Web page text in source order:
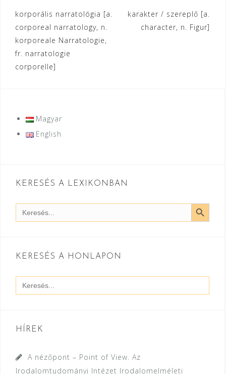
Bejegyzés
navigáció
korporális narratológia [a.
corporeal narratology, n.
korporeale Narratologie,
fr. narratologie
corporelle]
karakter / szereplő [a.
character, n. Figur]
Magyar
English
KERESÉS A LEXIKONBAN
Search
for:
SEARCH
KERESÉS A HONLAPON
Search
for:
HÍREK
A nézőpont – Point of View. Az
Irodalomtudományi Intézet Irodalomelméleti